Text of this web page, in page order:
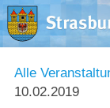
Alle
10.02.2019